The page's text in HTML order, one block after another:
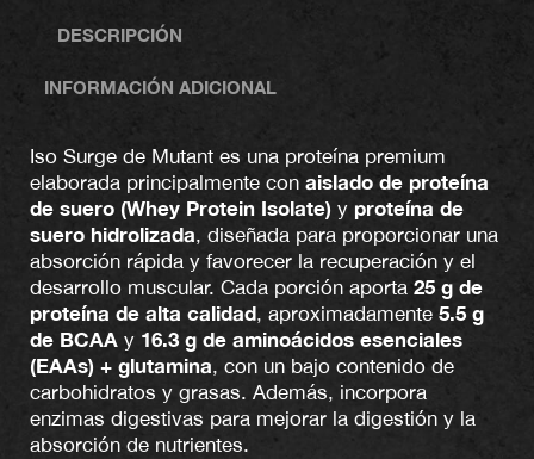
DESCRIPCIÓN
INFORMACIÓN ADICIONAL
Iso Surge de Mutant es una proteína premium
elaborada principalmente con aislado de proteína
de suero (Whey Protein Isolate) y proteína de
suero hidrolizada, diseñada para proporcionar una
absorción rápida y favorecer la recuperación y el
desarrollo muscular. Cada porción aporta 25 g de
proteína de alta calidad, aproximadamente 5.5 g
de BCAA y 16.3 g de aminoácidos esenciales
(EAAs) + glutamina, con un bajo contenido de
carbohidratos y grasas. Además, incorpora
enzimas digestivas para mejorar la digestión y la
absorción de nutrientes.